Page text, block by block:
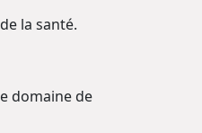
la santé.
domaine de